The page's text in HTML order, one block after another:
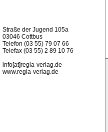
Straße der Jugend 105a
03046 Cottbus
Telefon (03 55) 79 07 66
Telefax (03 55) 2 89 10 76
info[at]regia-verlag.de
www.regia-verlag.de